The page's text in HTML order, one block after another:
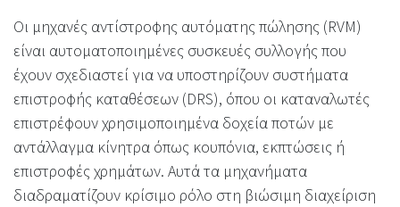
Οι μηχανές αντίστροφης αυτόματης πώλησης (RVM)
είναι αυτοματοποιημένες συσκευές συλλογής που
έχουν σχεδιαστεί για να υποστηρίζουν συστήματα
επιστροφής καταθέσεων (DRS), όπου οι καταναλωτές
επιστρέφουν χρησιμοποιημένα δοχεία ποτών με
αντάλλαγμα κίνητρα όπως κουπόνια, εκπτώσεις ή
επιστροφές χρημάτων. Αυτά τα μηχανήματα
διαδραματίζουν κρίσιμο ρόλο στη βιώσιμη διαχείριση